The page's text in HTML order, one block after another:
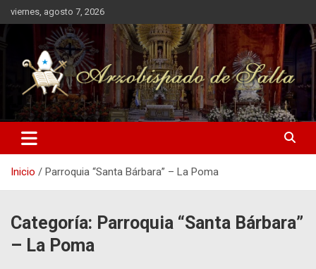
Saltar
al
contenido
viernes, agosto 7, 2026
Arzobispado de Salta
Arzobispado de Salta
Inicio Parroquia “Santa Bárbara” – La Poma
Categoría: Parroquia “Santa Bárbara”
– La Poma